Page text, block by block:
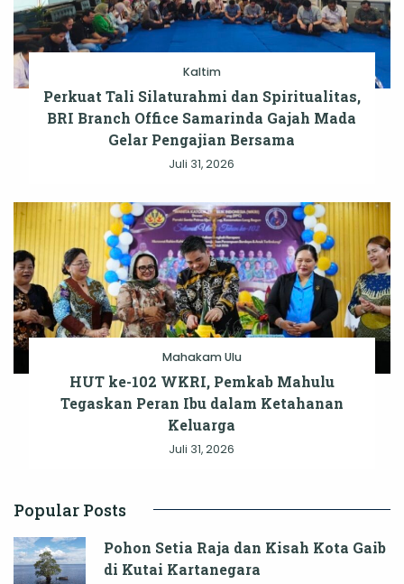
Kaltim
Perkuat Tali Silaturahmi dan Spiritualitas,
BRI Branch Office Samarinda Gajah Mada
Gelar Pengajian Bersama
Juli 31, 2026
Mahakam Ulu
HUT ke-102 WKRI, Pemkab Mahulu
Tegaskan Peran Ibu dalam Ketahanan
Keluarga
Juli 31, 2026
Popular Posts
Pohon Setia Raja dan Kisah Kota Gaib
di Kutai Kartanegara